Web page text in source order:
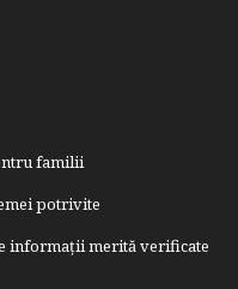
familii
potrivite
informații merită verificate